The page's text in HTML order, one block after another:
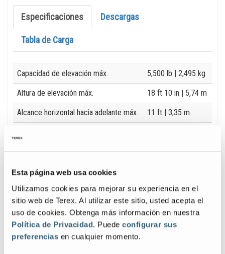
Esta página web usa cookies
Utilizamos cookies para mejorar su experiencia en el
sitio web de Terex. Al utilizar este sitio, usted acepta el
uso de cookies. Obtenga más información en nuestra
Política de Privacidad. Puede configurar sus
preferencias en cualquier momento.
Especificaciones Descargas
Tabla de Carga
Specification Value
Capacidad de elevación máx. 5,500 lb | 2,495 kg
Altura de elevación máx. 18 ft 10 in | 5,74 m
Alcance horizontal hacia adelante máx. 11 ft | 3,35 m
Galería de Imágenes y Vídeos